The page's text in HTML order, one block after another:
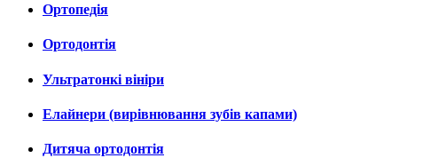
Ортопедія
Ортодонтія
Ультратонкі вініри
Елайнери (вирівнювання зубів капами)
Дитяча ортодонтія